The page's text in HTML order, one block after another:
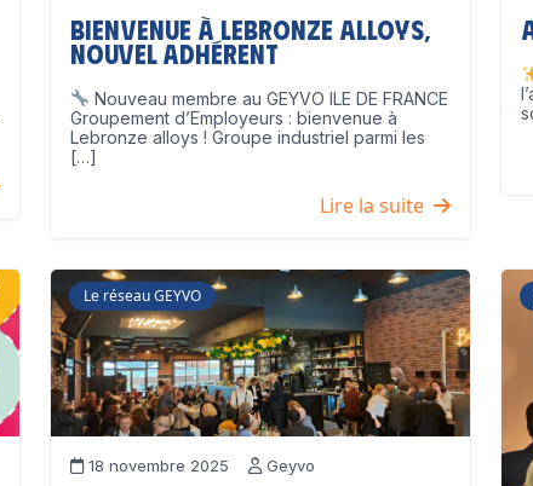
Bienvenue à Lebronze Alloys,
nouvel adhérent
Nouveau membre au GEYVO ILE DE FRANCE
Groupement d’Employeurs : bienvenue à
Lebronze alloys ! Groupe industriel parmi les
[…]
Lire la suite
Le réseau GEYVO
18 novembre 2025 Geyvo